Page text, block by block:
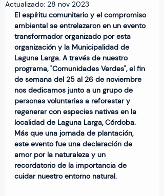
Actualizado: 28 nov 2023
El espíritu comunitario y el compromiso
ambiental se entrelazaron en un evento
transformador organizado por esta
organización y la Municipalidad de
Laguna Larga. A través de nuestro
programa, "Comunidades Verdes", el fin
de semana del 25 al 26 de noviembre
nos dedicamos junto a un grupo de
personas voluntarias a reforestar y
regenerar con especies nativas en la
localidad de Laguna Larga, Córdoba.
Más que una jornada de plantación,
este evento fue una declaración de
amor por la naturaleza y un
recordatorio de la importancia de
cuidar nuestro entorno natural.